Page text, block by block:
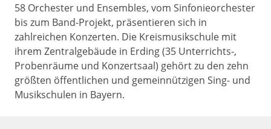
58 Orchester und Ensembles, vom Sinfonieorchester
bis zum Band-Projekt, präsentieren sich in
zahlreichen Konzerten. Die Kreismusikschule mit
ihrem Zentralgebäude in Erding (35 Unterrichts-,
Probenräume und Konzertsaal) gehört zu den zehn
größten öffentlichen und gemeinnützigen Sing- und
Musikschulen in Bayern.